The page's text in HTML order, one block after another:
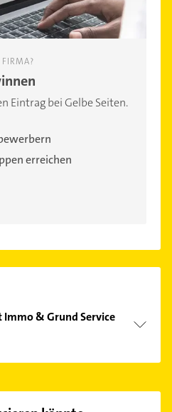
FIRMA?
Eintrag bei Gelbe Seiten.
erreichen
& Grund Service